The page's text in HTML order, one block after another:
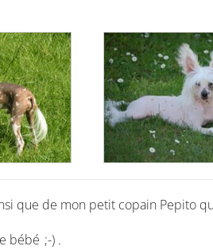
que de mon petit copain Pepito
bébé ;-) .